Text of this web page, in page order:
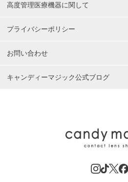
高度管理医療機器に関して
プライバシーポリシー
お問い合わせ
キャンディーマジック公式ブログ